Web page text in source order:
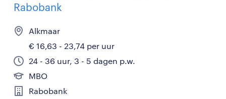
Rabobank
Alkmaar
€ 16,63 - 23,74 per uur
24 - 36 uur, 3 - 5 dagen p.w.
MBO
Rabobank